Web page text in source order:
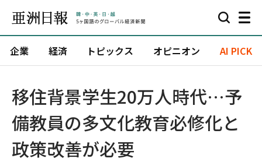
企業 経済 トピックス オピニオン AI PICK
移住背景学生20万人時代…予
備教員の多文化教育必修化と
政策改善が必要